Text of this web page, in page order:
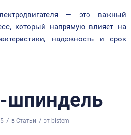
— это важный
который напрямую влияет на
надежность и срок
шпиндель
/ в Статьи / от bistem